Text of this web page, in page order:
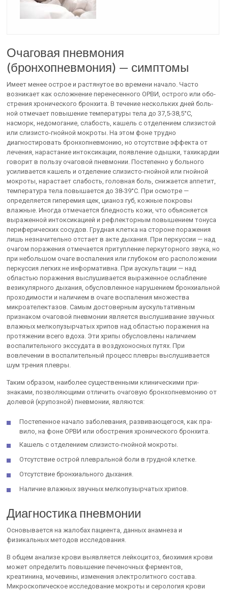
Очаговая пневмония
(бронхопневмония) — симптомы
Имеет менее острое и растянутое во времени начало. Часто
возникает как осложнение перенесенного ОРВИ, острого или обо­
стрения хронического бронхита. В течение нескольких дней боль­
ной отмечает повышение температуры тела до 37,5-38,5°С,
насморк, недомогание, слабость, кашель с отделением слизистой
или слизи­сто-гнойной мокроты. На этом фоне трудно
диагностировать брон­хопневмонию, но отсутствие эффекта от
лечения, нарастание инток­сикации, появление одышки, тахикардии
говорит в пользу очаговой пневмонии. Постепенно у больного
усиливается кашель и отделение слизи­сто-гнойной или гнойной
мокроты, нарастает слабость, головная боль, снижается аппетит,
температура тела повышается до 38-39°С. При осмотре —
определяется гиперемия щек, цианоз губ, кожные покровы
влажные. Иногда отмечается бледность кожи, что объясняет­ся
выраженной интоксикацией и рефлекторным повышением тонуса
периферических сосудов. Грудная клетка на стороне поражения
лишь незначительно отстает в акте дыхания. При перкуссии — над
очагом поражения отмечается притупление перкуторного звука, но
при небольшом очаге воспаления или глубо­ком его расположении
перкуссия легких не информативна. При аускультации — над
областью поражения выслушивается вы­раженное ослабление
везикулярного дыхания, обусловленное нару­шением бронхиальной
проходимости и наличием в очаге воспаления множества
микроателектазов. Самым достоверным аускультативным
признаком очаговой пнев­монии является выслушивание звучных
влажных мелкопузырчатых хрипов над областью поражения на
протяжении всего вдоха. Эти хри­пы обусловлены наличием
воспалительного экссудата в воздухонос­ных путях. При
вовлечении в воспалительный процесс плевры выслу­шивается
шум трения плевры.
Таким образом, наиболее существенными клиническими при­
знаками, позволяющими отличить очаговую бронхопневмонию от
долевой (крупозной) пневмонии, являются:
Постепенное начало заболевания, развивающегося, как пра­
вило, на фоне ОРВИ или обострения хронического бронхита.
Кашель с отделением слизисто-гнойной мокроты.
Отсутствие острой плевральной боли в грудной клетке.
Отсутствие бронхиального дыхания.
Наличие влажных звучных мелкопузырчатых хрипов.
Диагностика пневмонии
Основывается на жалобах пациента, данных анамнеза и
физикальных методов исследования.
В общем анализе крови выявляется лейкоцитоз, биохимия крови
может определить повышение печеночных ферментов,
креатинина, мочевины, изменения электролитного состава.
Микроскопическое исследование мокроты и серология крови